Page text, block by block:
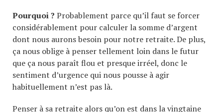
Pourquoi ? Probablement parce qu’il faut se forcer
considérablement pour calculer la somme d’argent
dont nous aurons besoin pour notre retraite. De plus,
ça nous oblige à penser tellement loin dans le futur
que ça nous paraît flou et presque irréel, donc le
sentiment d’urgence qui nous pousse à agir
habituellement n’est pas là.
Penser à sa retraite alors qu’on est dans la vingtaine